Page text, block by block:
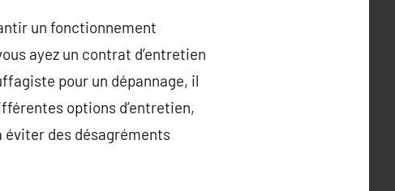
un fonctionnement
ayez un contrat d’entretien
pour un dépannage, il
options d’entretien,
éviter des désagréments